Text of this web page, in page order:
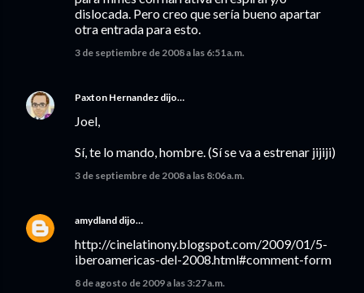
dislocada. Pero creo que sería bueno apartar
otra entrada para esto.
3 de septiembre de 2008 a las 6:51 a.m.
Paxton Hernandez dijo…
Joel,
Sí, te lo mando, hombre. (Sí se va a estrenar jijiji)
3 de septiembre de 2008 a las 8:06 a.m.
amydland dijo…
http://cinelatinony.blogspot.com/2009/01/5-
iberoamericas-del-2008.html#comment-form
8 de agosto de 2009 a las 3:27 a.m.